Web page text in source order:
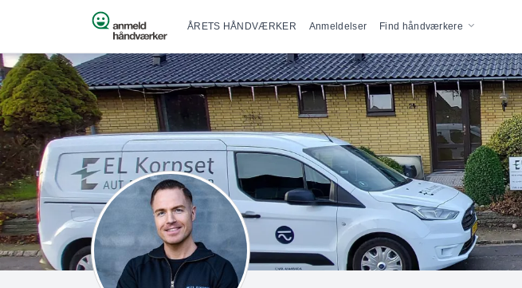
Spring til indhold Primær navigation
ÅRETS HÅNDVÆRKER Anmeldelser Find håndværkere